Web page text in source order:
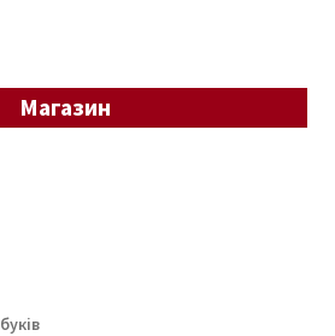
Магазин